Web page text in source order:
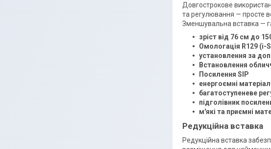
Довгострокове
та регулювання — просте
Зменшувальна вставка —
зріст від 76 см до
Омологація R129 (i-
установлення за
Встановлення
Посилення SIP
енергоємні
багатоступеневе
підголівник
м'які та приємні
Редукційна вставка
Редукційна вставка